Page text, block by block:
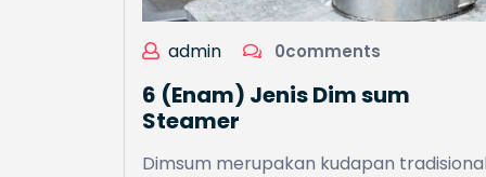
admin 0comments
6 (Enam) Jenis Dim sum
Steamer
Dimsum merupakan kudapan